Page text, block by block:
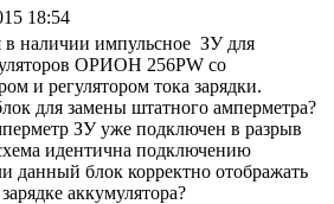
18:54
наличии импульсное ЗУ для
ОРИОН 256PW со
и регулятором тока зарядки.
для замены штатного амперметра?
ЗУ уже подключен в разрыв
идентична подключению
данный блок корректно отображать
аккумулятора?